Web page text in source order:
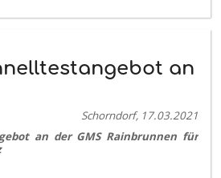
an
Schorndorf, 17.03.2021
an der GMS Rainbrunnen für